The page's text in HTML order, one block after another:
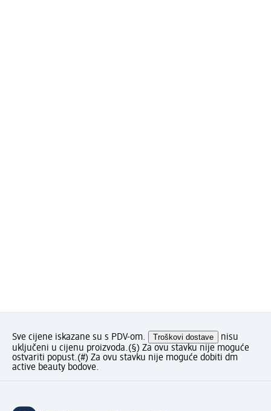
Sve cijene iskazane su s PDV-om. Troškovi dostave
nisu
uključeni u cijenu proizvoda.(§) Za ovu stavku nije moguće
ostvariti popust.(#) Za ovu stavku nije moguće dobiti dm
active beauty bodove.